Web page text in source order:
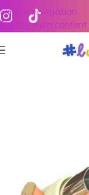
Skip to navigation
Skip to main content